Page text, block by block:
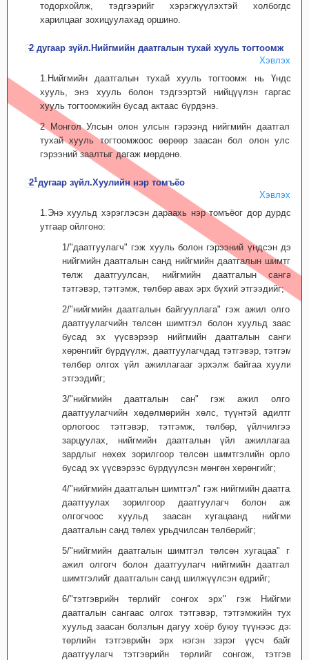
тодорхойлж, тэдгээрийг хэрэгжүүлэхтэй холбогдсон
харилцааг зохицуулахад оршино.
2 дугаар зүйл.Нийгмийн даатгалын тухай хууль тогтоомж
Хэвлэх
1.Нийгмийн даатгалын тухай хууль тогтоомж нь Үндсэн
хууль, энэ хууль болон тэдгээртэй нийцүүлэн гаргасан
хууль тогтоомжийн бусад актаас бүрдэнэ.
2 Монгол Улсын олон улсын гэрээнд нийгмийн даатгалын
тухай хууль тогтоомжоос өөрөөр заасан бол олон улсын
гэрээний заалтыг дагаж мөрдөнө.
21дугаар зүйл.Хуулийн нэр томъёо
Хэвлэх
1.Энэ хуульд хэрэглэсэн дараахь нэр томъёог дор дурдсан
утгаар ойлгоно:
1/"даатгуулагч" гэж хууль болон гэрээний үндсэн дээр
нийгмийн даатгалын санд нийгмийн даатгалын шимтгэл
төлж даатгуулсан, нийгмийн даатгалын сангаас
тэтгэвэр, тэтгэмж, төлбөр авах эрх бүхий этгээдийг;
2/"нийгмийн даатгалын байгууллага" гэж ажил олгогч,
даатгуулагчийн төлсөн шимтгэл болон хуульд заасан
бусад эх үүсвэрээр нийгмийн даатгалын сангийн
хөрөнгийг бүрдүүлж, даатгуулагчдад тэтгэвэр, тэтгэмж,
төлбөр олгох үйл ажиллагааг эрхэлж байгаа хуулийн
этгээдийг;
3/"нийгмийн даатгалын сан" гэж ажил олгогч,
даатгуулагчийн хөдөлмөрийн хөлс, түүнтэй адилтгах
орлогоос тэтгэвэр, тэтгэмж, төлбөр, үйлчилгээнд
зарцуулах, нийгмийн даатгалын үйл ажиллагааны
зардлыг нөхөх зорилгоор төлсөн шимтгэлийн орлого,
бусад эх үүсвэрээс бүрдүүлсэн мөнгөн хөрөнгийг;
4/"нийгмийн даатгалын шимтгэл" гэж нийгмийн даатгалд
даатгуулах зорилгоор даатгуулагч болон ажил
олгогчоос хуульд заасан хугацаанд нийгмийн
даатгалын санд төлөх урьдчилсан төлбөрийг;
5/"нийгмийн даатгалын шимтгэл төлсөн хугацаа" гэж
ажил олгогч болон даатгуулагч нийгмийн даатгалын
шимтгэлийг даатгалын санд шилжүүлсэн өдрийг;
6/"тэтгэврийн төрлийг сонгох эрх" гэж Нийгмийн
даатгалын сангаас олгох тэтгэвэр, тэтгэмжийн тухай
хуульд заасан болзлын дагуу хоёр буюу түүнээс дээш
төрлийн тэтгэврийн эрх нэгэн зэрэг үүсч байгаа
даатгуулагч тэтгэврийн төрлийг сонгож, тэтгэвэр